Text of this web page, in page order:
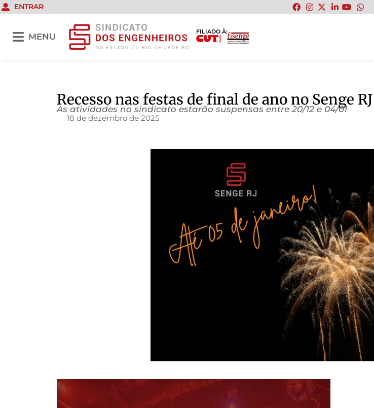
ENTRAR
MENU
FILIADO À:
Recesso nas festas de final de ano no Senge RJ
As atividades no sindicato estarão suspensas entre 20/12 e 04/01
18 de dezembro de 2025